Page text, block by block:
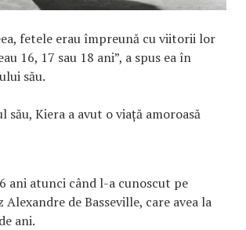
fetele erau împreună cu viitorii lor
16, 17 sau 18 ani”, a spus ea în
său.
său, Kiera a avut o viață amoroasă
ani atunci când l-a cunoscut pe
de Basseville, care avea la
ani.